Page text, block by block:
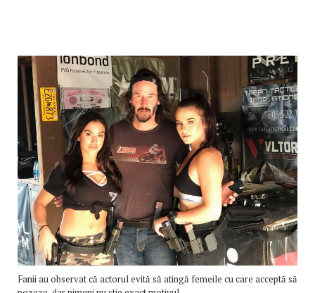
Fanii au observat că actorul evită să atingă femeile cu care acceptă să